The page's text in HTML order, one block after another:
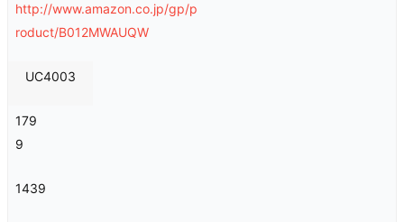
http://www.amazon.co.jp/gp/p
roduct/B012MWAUQW
UC4003
179
9
1439